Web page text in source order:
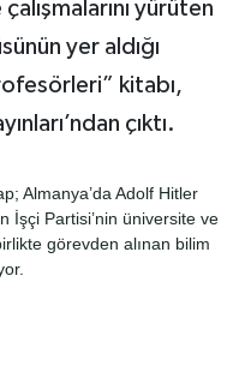
yürüten
yer aldığı
kitabı,
çıktı.
Almanya’da Adolf Hitler
İşçi Partisi’nin üniversite ve
görevden alınan bilim